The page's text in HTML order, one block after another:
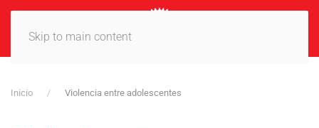
Skip to main content
Inicio Violencia entre adolescentes